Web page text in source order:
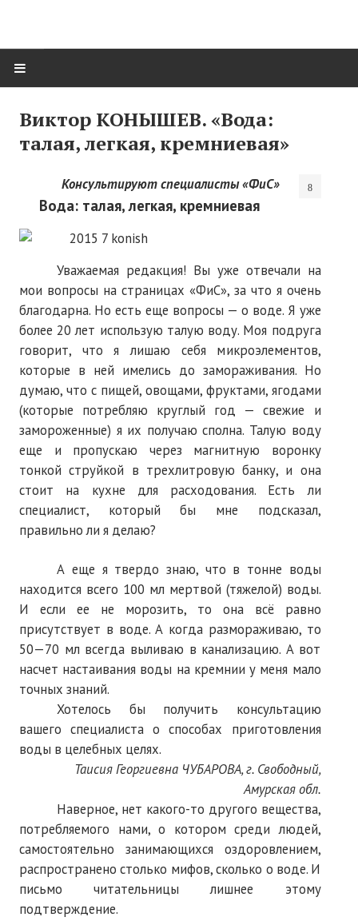
Нас поздравляют...
Там, где мы бывали...
О нас пишут
О журнале
Памяти Игоря Сосновского
Презентация новых книг
Нам пишут
Политика обработки персональных данных
Согласие на обработку персональных данных
АРХИВ
2025 г.
№ 11
№ 12
№ 1
№ 2
№ 7
№ 8
№ 9
Виктор КОНЫШЕВ. «Вода:
талая, легкая, кремниевая»
Консультируют специалисты «ФиС»
Вода: талая, легкая, кремниевая
Уважаемая редакция! Вы уже отвечали на
мои вопросы на страницах «ФиС», за что я очень
благодарна. Но есть еще вопросы — о воде. Я уже
более 20 лет использую талую воду. Моя подруга
говорит, что я лишаю себя микроэлементов,
которые в ней имелись до замораживания. Но
думаю, что с пищей, овощами, фруктами, ягодами
(которые потребляю круглый год — свежие и
замороженные) я их получаю сполна. Талую воду
еще и пропускаю через магнитную воронку
тонкой струйкой в трехлитровую банку, и она
стоит на кухне для расходования. Есть ли
специалист, который бы мне подсказал,
правильно ли я делаю?
А еще я твердо знаю, что в тонне воды
находится всего 100 мл мертвой (тяжелой) воды.
И если ее не морозить, то она всё равно
присутствует в воде. А когда размораживаю, то
50—70 мл всегда выливаю в канализацию. А вот
насчет настаивания воды на кремнии у меня мало
точных знаний.
Хотелось бы получить консультацию
вашего специалиста о способах приготовления
воды в целебных целях.
Таисия Георгиевна ЧУБАРОВА, г. Свободный,
Амурская обл.
Наверное, нет какого-то другого вещества,
потребляемого нами, о котором среди людей,
самостоятельно занимающихся оздоровлением,
распространено столько мифов, сколько о воде. И
письмо читательницы лишнее этому
подтверждение.